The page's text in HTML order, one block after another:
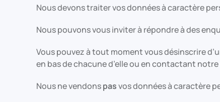
Nous devons traiter vos données à caractère
Nous pouvons vous inviter à répondre à des
Vous pouvez à tout moment vous désinscrire
en bas de chacune d’elle ou en contactant
Nous ne vendonspasvos données à caractère